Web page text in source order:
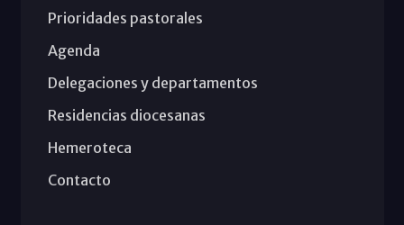
Prioridades pastorales
Agenda
Delegaciones y departamentos
Residencias diocesanas
Hemeroteca
Contacto